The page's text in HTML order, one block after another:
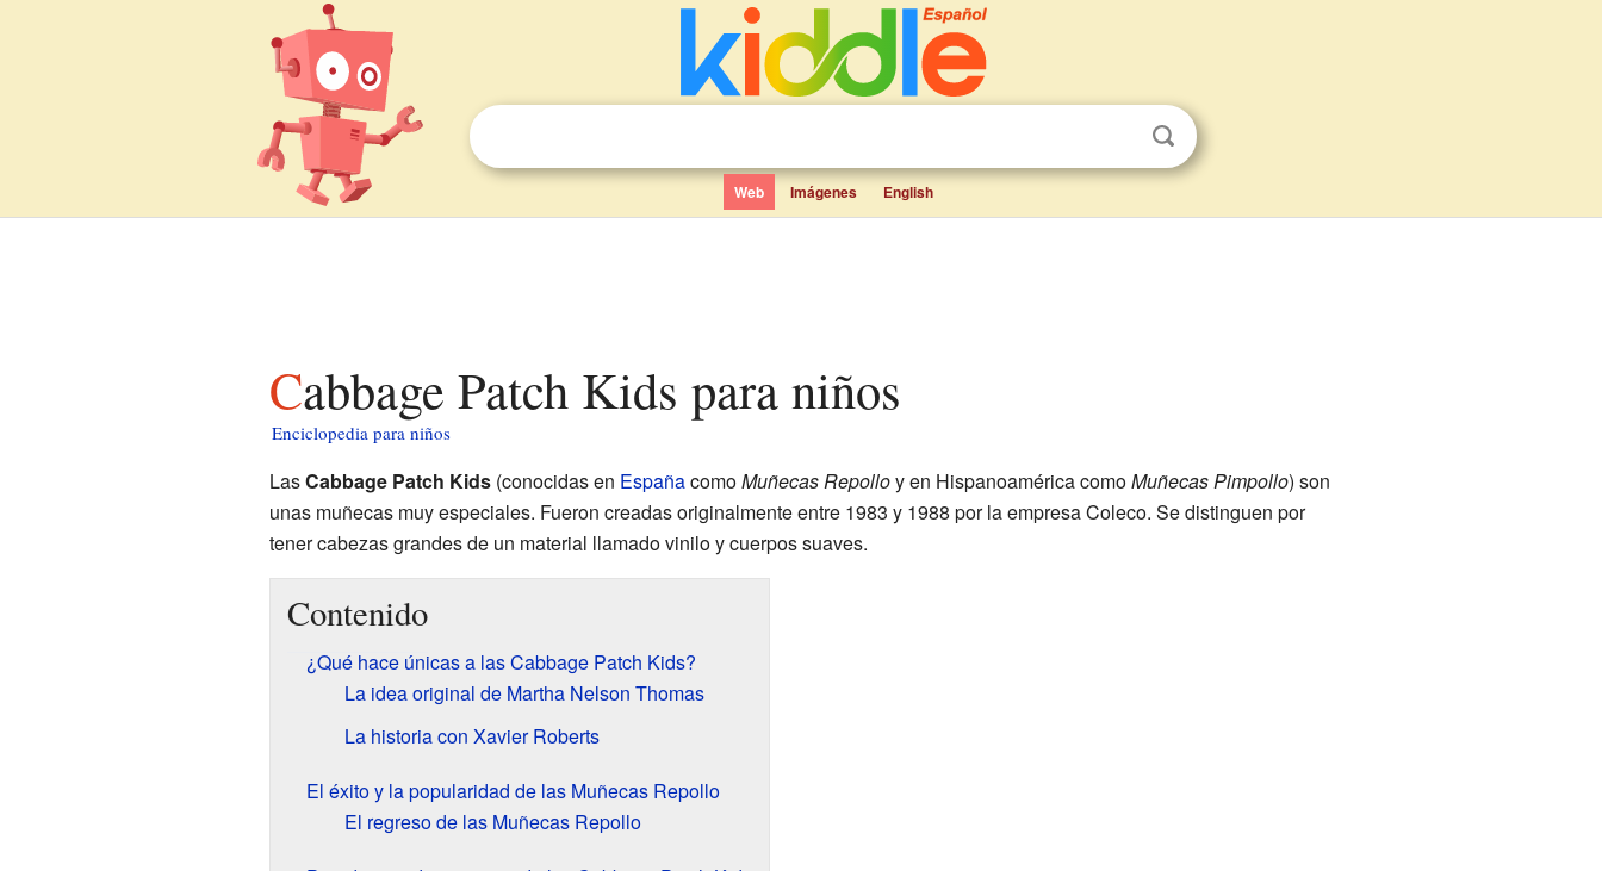
Web Imágenes English
Cabbage Patch Kids para niños
Enciclopedia para niños
LasCabbage Patch Kids(conocidas en EspañacomoMuñecas Repolloy en Hispanoamérica comoMuñecas Pimpollo) son
unas muñecas muy especiales. Fueron creadas originalmente entre 1983 y 1988 por la empresa Coleco. Se distinguen por
tener cabezas grandes de un material llamado vinilo y cuerpos suaves.
Contenido
¿Qué hace únicas a las Cabbage Patch Kids?
La idea original de Martha Nelson Thomas
La historia con Xavier Roberts
El éxito y la popularidad de las Muñecas Repollo
El regreso de las Muñecas Repollo